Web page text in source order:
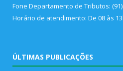
Fone Departamento de Tributos: (91)
Horário de atendimento: De 08 às
ÚLTIMAS PUBLICAÇÕES